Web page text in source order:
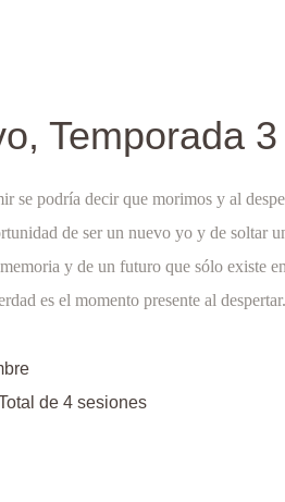
Temporada 3
se podría decir que morimos y al
de ser un nuevo yo y de soltar
y de un futuro que sólo existe
es el momento presente al despertar.
de 4 sesiones